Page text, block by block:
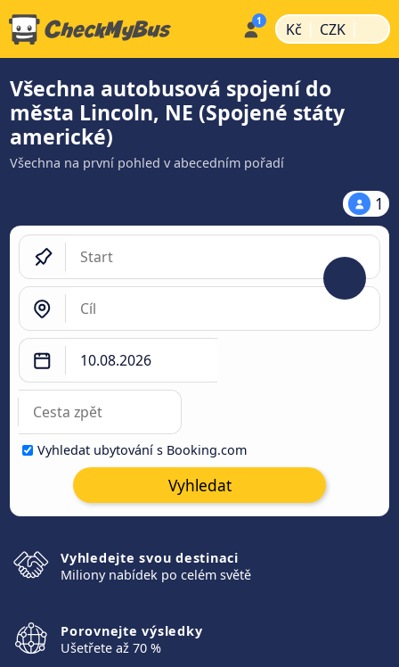
Kč | CZK |
Všechna autobusová spojení do
města Lincoln, NE (Spojené státy
americké)
Všechna na první pohled v abecedním pořadí
1
Vyhledat ubytování s Booking.com
Vyhledat
Vyhledejte svou destinaci
Miliony nabídek po celém světě
Porovnejte výsledky
Ušetřete až 70 %